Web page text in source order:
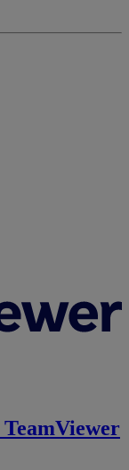
TeamViewer